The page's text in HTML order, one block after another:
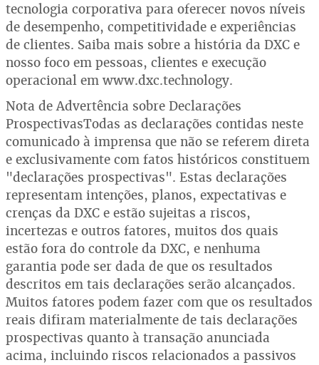
tecnologia corporativa para oferecer novos níveis
de desempenho, competitividade e experiências
de clientes. Saiba mais sobre a história da DXC e
nosso foco em pessoas, clientes e execução
operacional em www.dxc.technology.
Nota de Advertência sobre Declarações
ProspectivasTodas as declarações contidas neste
comunicado à imprensa que não se referem direta
e exclusivamente com fatos históricos constituem
"declarações prospectivas". Estas declarações
representam intenções, planos, expectativas e
crenças da DXC e estão sujeitas a riscos,
incertezas e outros fatores, muitos dos quais
estão fora do controle da DXC, e nenhuma
garantia pode ser dada de que os resultados
descritos em tais declarações serão alcançados.
Muitos fatores podem fazer com que os resultados
reais difiram materialmente de tais declarações
prospectivas quanto à transação anunciada
acima, incluindo riscos relacionados a passivos